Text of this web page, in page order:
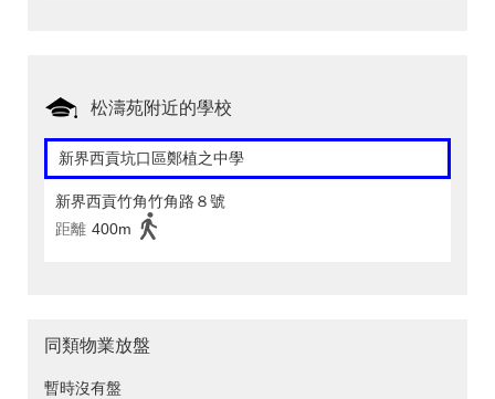
松濤苑附近的學校
新界西貢坑口區鄭植之中學
新界西貢竹角竹角路８號
距離 400m
同類物業放盤
暫時沒有盤